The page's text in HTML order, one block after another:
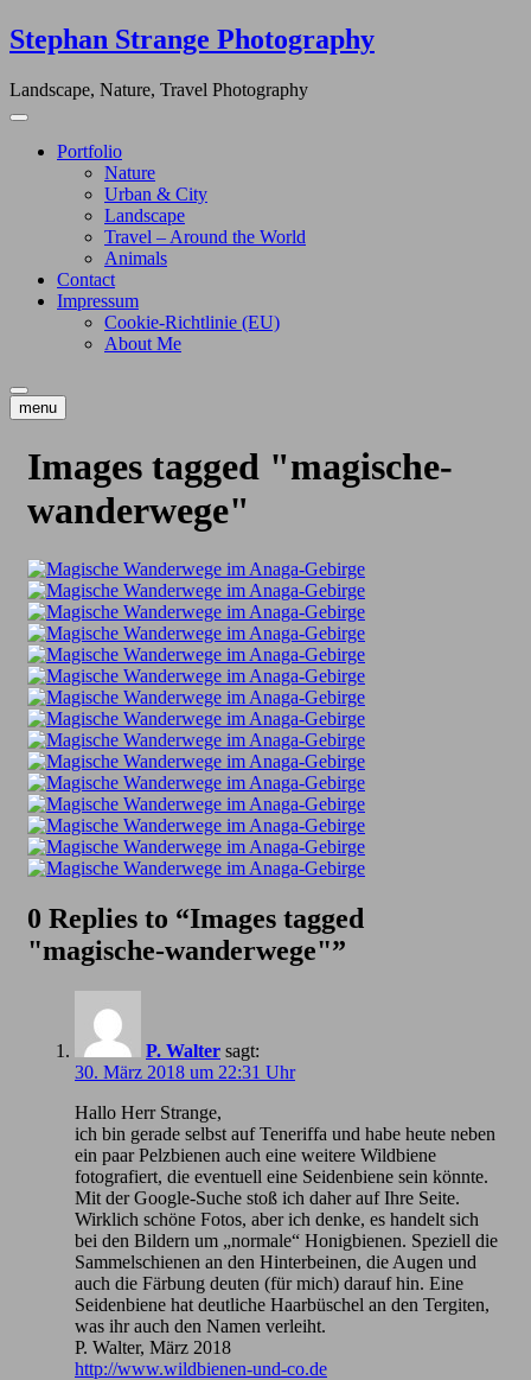
Skip
to
Stephan Strange Photography
Landscape, Nature, Travel Photography
Portfolio
Nature
Urban & City
Landscape
Travel – Around the World
Animals
Contact
Impressum
Cookie-Richtlinie (EU)
About Me
menu
Images tagged "magische-
wanderwege"
0 Replies to “Images tagged
"magische-wanderwege"”
P. Walter sagt:
30. März 2018 um 22:31 Uhr
Hallo Herr Strange,
ich bin gerade selbst auf Teneriffa und habe heute neben
ein paar Pelzbienen auch eine weitere Wildbiene
fotografiert, die eventuell eine Seidenbiene sein könnte.
Mit der Google-Suche stoß ich daher auf Ihre Seite.
Wirklich schöne Fotos, aber ich denke, es handelt sich
bei den Bildern um „normale“ Honigbienen. Speziell die
Sammelschienen an den Hinterbeinen, die Augen und
auch die Färbung deuten (für mich) darauf hin. Eine
Seidenbiene hat deutliche Haarbüschel an den Tergiten,
was ihr auch den Namen verleiht.
P. Walter, März 2018
http://www.wildbienen-und-co.de